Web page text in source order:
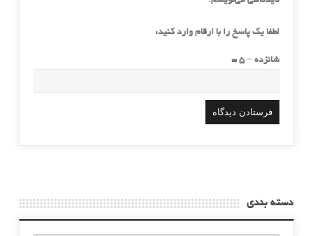
لطفا یک پاسخ را با ارقام وارد کنید:
شانزده − 5 =
دسته بندی